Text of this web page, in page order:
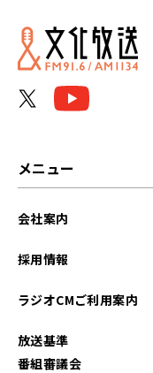
メニュー
会社案内
採用情報
ラジオCMご利用案内
放送基準
番組審議会